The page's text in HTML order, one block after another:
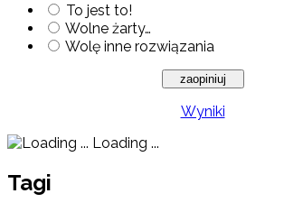
To jest to!
Wolne żarty…
Wolę inne rozwiązania
Wyniki
Loading ...
Tagi